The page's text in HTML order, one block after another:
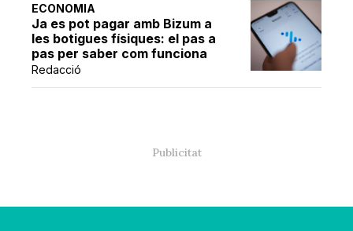
ECONOMIA
Ja es pot pagar amb Bizum a
les botigues físiques: el pas a
pas per saber com funciona
Redacció